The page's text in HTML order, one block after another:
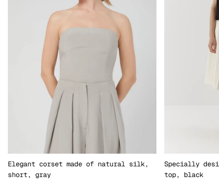
Elegant corset made of natural silk,
short, gray
Specially
top, black